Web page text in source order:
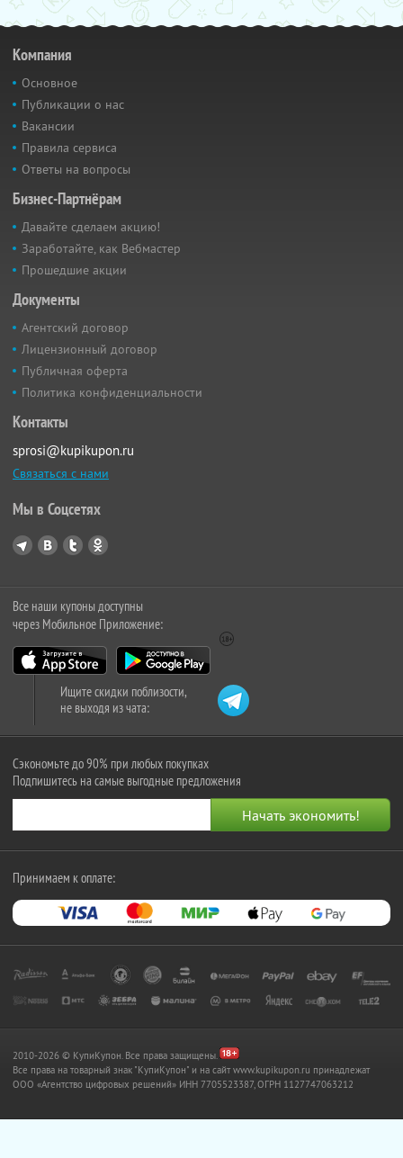
Компания
Основное
Публикации о нас
Вакансии
Правила сервиса
Ответы на вопросы
Бизнес-Партнёрам
Давайте сделаем акцию!
Заработайте, как Вебмастер
Прошедшие акции
Документы
Агентский договор
Лицензионный договор
Публичная оферта
Политика конфиденциальности
Контакты
sprosi@kupikupon.ru
Связаться с нами
Мы в Соцсетях
Все наши купоны доступны
через Мобильное Приложение:
Ищите скидки поблизости,
не выходя из чата:
Сэкономьте до 90% при любых покупках
Подпишитесь на самые выгодные предложения
Принимаем к оплате:
2010-2026 © КупиКупон. Все права защищены.
Все права на товарный знак "КупиКупон" и на сайт www.kupikupon.ru принадлежат
OOO «Агентство цифровых решений» ИНН 7705523387, ОГРН 1127747063212